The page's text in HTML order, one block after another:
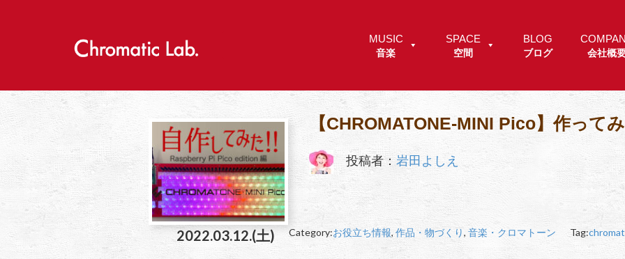
c
MUSIC
音楽
SPACE
空間
BLOG
ブログ 会社概
【CHROMATONE-MINI Pico】作って
投稿者： 岩田よしえ
2022.03.12.(土) Category:お役立ち情報, 作品・物づくり, 音楽・クロマトーン Tag: